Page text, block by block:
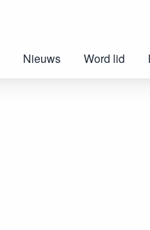
Nieuws Word lid